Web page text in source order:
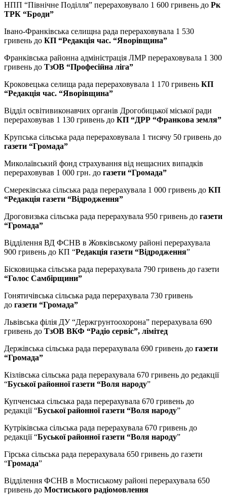
НПП “Північне Поділля” перераховувало 1 600 гривень до Рк
ТРК “Броди”
Івано-Франківська селищна рада перераховувала 1 530
гривень до КП “Редакція час. “Яворівщина”
Франківська районна адміністрація ЛМР перераховувала 1 300
гривень до ТзОВ “Професійна ліга”
Кроковецька селища рада перераховувала 1 170 гривень КП
“Редакція час. “Яворівщина”
Відділ освітивиконавчих органів Дрогобицької міської ради
перераховував 1 130 гривень до КП “ДРР “Франкова земля”
Крупська сільська рада перераховувала 1 тисячу 50 гривень до
газети “Громада”
Миколаївський фонд страхування від нещасних випадків
перераховував 1 000 грн. до газети “Громада”
Смереківська сільська рада перерахувала 1 000 гривень до КП
“Редакція газети “Відродження”
Дроговизька сільська рада перерахувала 950 гривень до газети
“Громада”
Відділення ВД ФСНВ в Жовківському районі перерахувала
900 гривень до КП “Редакція газети “Відродження”
Бісковицька сільська рада перерахувала 790 гривень до газети
“Голос Самбірщини”
Гонятичівська сільська рада перерахувала 730 гривень
до газети “Громада”
Львівська філія ДУ “Держгрунтоохорона” перерахувала 690
гривень до ТзОВ ВКФ “Радіо сервіс”, лімітед
Держівська сільська рада перерахувала 690 гривень до газети
“Громада”
Кізлівська сільська рада перерахувала 670 гривень до редакції
“Буської районної газети “Воля народу”
Купченська сільська рада перерахувала 670 гривень до
редакції “Буської районної газети “Воля народу”
Кутріківська сільська рада перерахувала 670 гривень до
редакції “Буської районної газети “Воля народу”
Гірська сільська рада перерахувала 650 гривень до газети
“Громада”
Відділення ФСНВ в Мостиському районі перерахувала 650
гривень до Мостиського радіомовлення